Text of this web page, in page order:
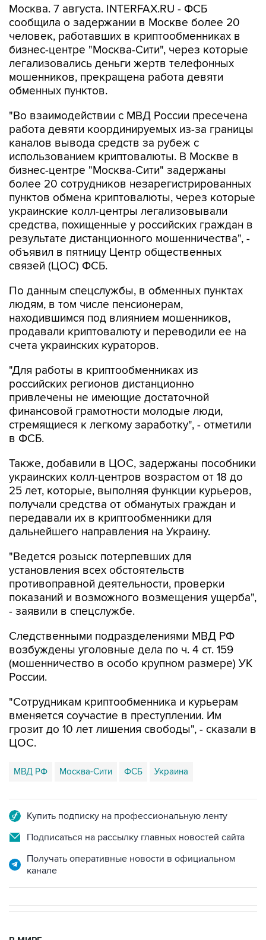
Москва. 7 августа. INTERFAX.RU - ФСБ
сообщила о задержании в Москве более 20
человек, работавших в криптообменниках в
бизнес-центре "Москва-Сити", через которые
легализовались деньги жертв телефонных
мошенников, прекращена работа девяти
обменных пунктов.
"Во взаимодействии с МВД России пресечена
работа девяти координируемых из-за границы
каналов вывода средств за рубеж с
использованием криптовалюты. В Москве в
бизнес-центре "Москва-Сити" задержаны
более 20 сотрудников незарегистрированных
пунктов обмена криптовалюты, через которые
украинские колл-центры легализовывали
средства, похищенные у российских граждан в
результате дистанционного мошенничества", -
объявил в пятницу Центр общественных
связей (ЦОС) ФСБ.
По данным спецслужбы, в обменных пунктах
людям, в том числе пенсионерам,
находившимся под влиянием мошенников,
продавали криптовалюту и переводили ее на
счета украинских кураторов.
"Для работы в криптообменниках из
российских регионов дистанционно
привлечены не имеющие достаточной
финансовой грамотности молодые люди,
стремящиеся к легкому заработку", - отметили
в ФСБ.
Также, добавили в ЦОС, задержаны пособники
украинских колл-центров возрастом от 18 до
25 лет, которые, выполняя функции курьеров,
получали средства от обманутых граждан и
передавали их в криптообменники для
дальнейшего направления на Украину.
"Ведется розыск потерпевших для
установления всех обстоятельств
противоправной деятельности, проверки
показаний и возможного возмещения ущерба",
- заявили в спецслужбе.
Следственными подразделениями МВД РФ
возбуждены уголовные дела по ч. 4 ст. 159
(мошенничество в особо крупном размере) УК
России.
"Сотрудникам криптообменника и курьерам
вменяется соучастие в преступлении. Им
грозит до 10 лет лишения свободы", - сказали в
ЦОС.
МВД РФ Москва-Сити ФСБ Украина
Купить подписку на профессиональную ленту
Подписаться на рассылку главных новостей сайта
Получать оперативные новости в официальном
канале